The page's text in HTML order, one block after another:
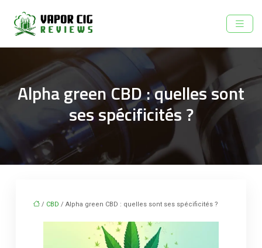
Alpha green CBD : quelles sont
ses spécificités ?
/ CBD / Alpha green CBD : quelles sont ses spécificités ?